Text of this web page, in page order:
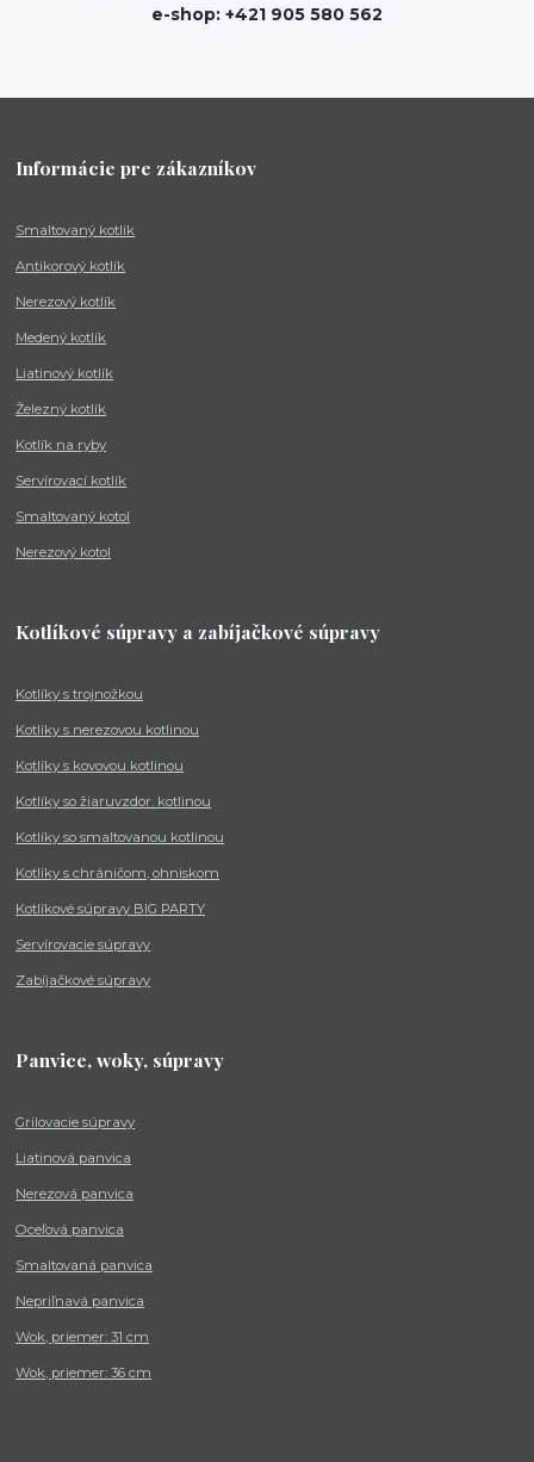
e-shop: +421 905 580 562
Informácie pre zákazníkov
Smaltovaný kotlík
Antikorový kotlík
Nerezový kotlík
Medený kotlík
Liatinový kotlík
Železný kotlík
Kotlík na ryby
Servírovací kotlík
Smaltovaný kotol
Nerezový kotol
Kotlíkové súpravy a zabíjačkové súpravy
Kotlíky s trojnožkou
Kotlíky s nerezovou kotlinou
Kotlíky s kovovou kotlinou
Kotlíky so žiaruvzdor. kotlinou
Kotlíky so smaltovanou kotlinou
Kotlíky s chráničom, ohniskom
Kotlíkové súpravy BIG PARTY
Servírovacie súpravy
Zabíjačkové súpravy
Panvice, woky, súpravy
Grilovacie súpravy
Liatinová panvica
Nerezová panvica
Oceľová panvica
Smaltovaná panvica
Nepriľnavá panvica
Wok, priemer: 31 cm
Wok, priemer: 36 cm